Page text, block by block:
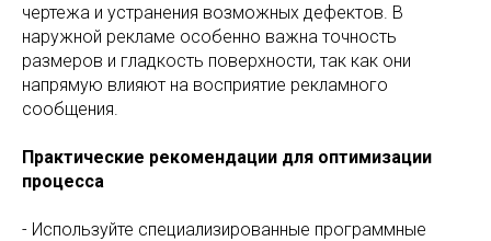
чертежа и устранения возможных дефектов. В
наружной рекламе особенно важна точность
размеров и гладкость поверхности, так как они
напрямую влияют на восприятие рекламного
сообщения.
Практические рекомендации для оптимизации
процесса
- Используйте специализированные программные